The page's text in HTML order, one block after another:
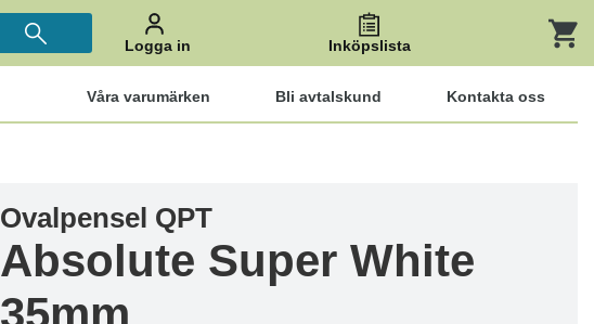
Logga in Inköpslista
Våra varumärken Bli avtalskund Kontakta oss
Ovalpensel QPT
Absolute Super White
35mm